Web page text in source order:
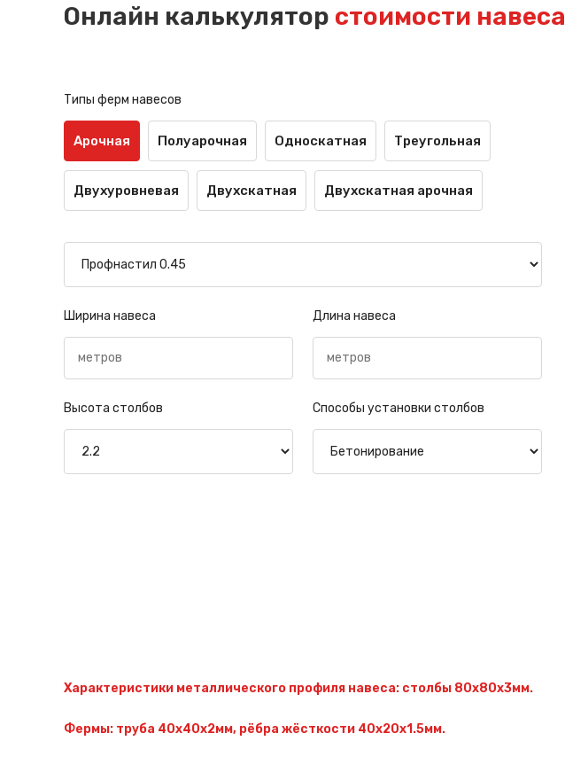
Онлайн калькулятор стоимости навеса
Типы ферм навесов
Арочная Полуарочная Односкатная Треугольная
Двухуровневая Двухскатная Двухскатная арочная
Ширина навеса Длина навеса
Высота столбов Способы установки столбов
Характеристики металлического профиля навеса: столбы 80х80х3мм.
Фермы: труба 40х40х2мм, рёбра жёсткости 40х20х1.5мм.